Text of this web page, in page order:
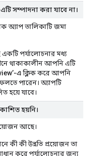
সম্পাদনা করা যাবে না।
অ্যাপ তালিকাটি জমা
পর্যালোচনার মধ্য
থাকাকালীন আপনি এটি
এ ক্লিক করে আপনি
পারেন। অ্যাপটি
হয়ে যাবে।
হয়নি।
আছে।
কী কী উন্নতি প্রয়োজন তা
করে পর্যালোচনার জন্য